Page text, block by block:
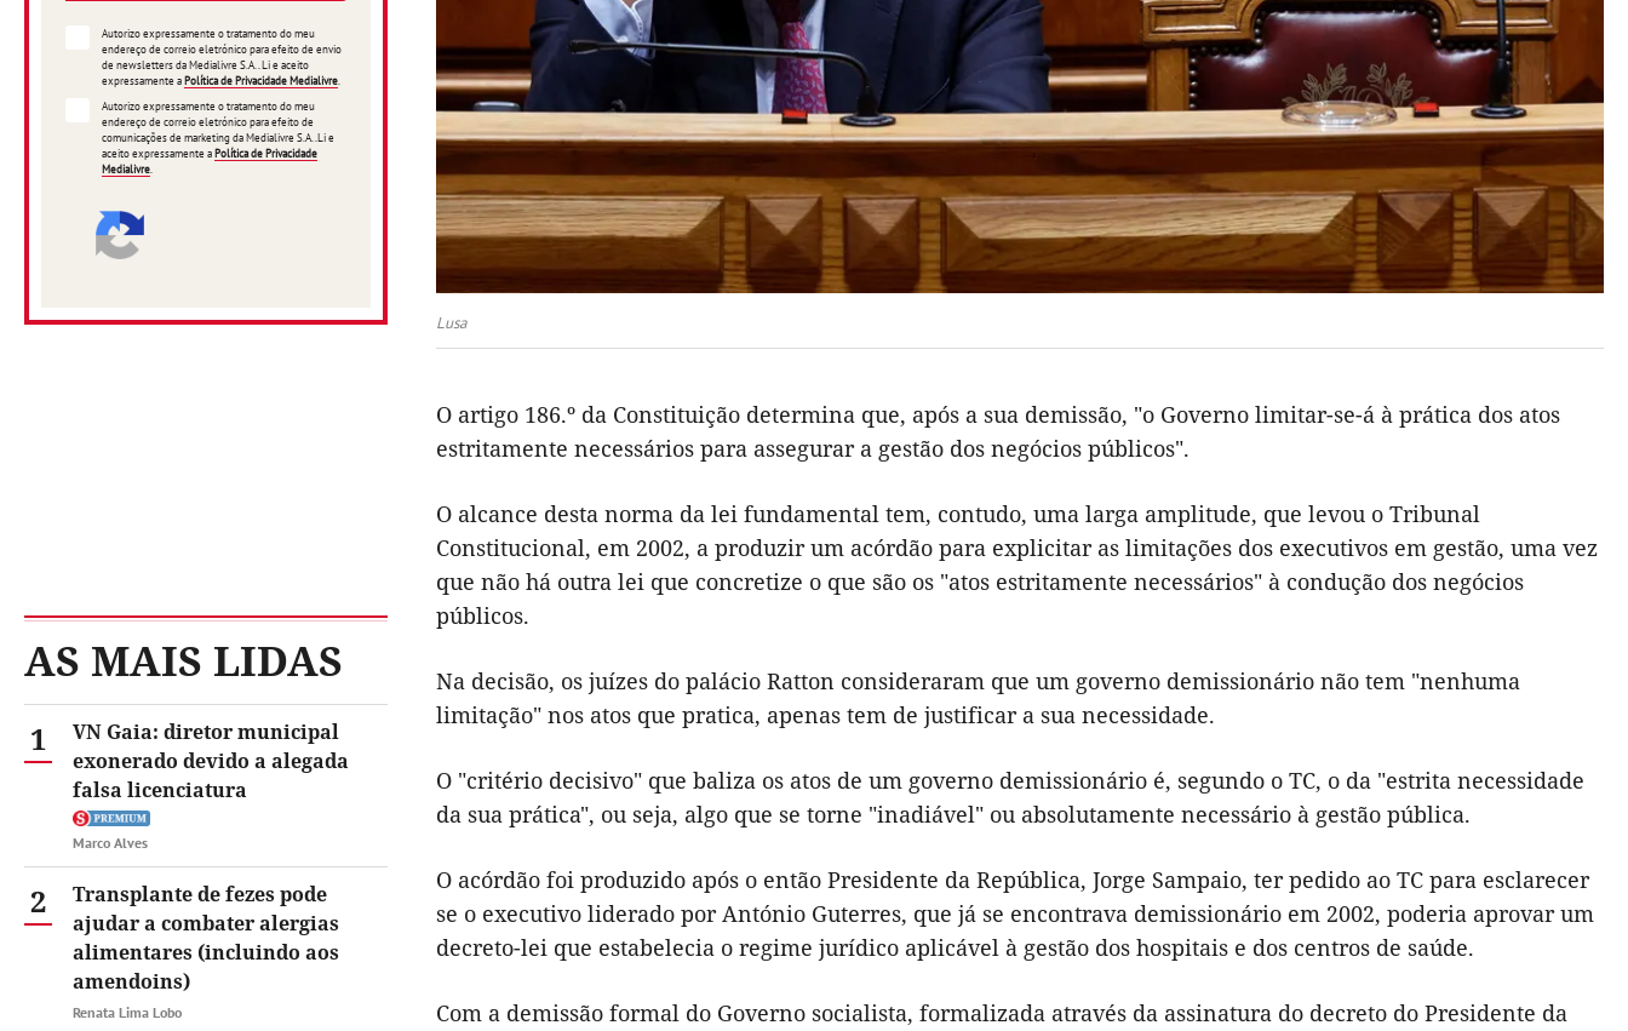
Autorizo expressamente o tratamento do meu
endereço de correio eletrónico para efeito de envio
de newsletters da Medialivre S.A.. Li e aceito
expressamente aPolítica de Privacidade Medialivre
Autorizo expressamente o tratamento do meu
endereço de correio eletrónico para efeito de
comunicações de marketing da Medialivre S.A..Li e
aceito expressamente aPolítica de Privacidade
Medialivre
AS MAIS LIDAS
1
VN Gaia: diretor municipal
exonerado devido a alegada
falsa licenciatura
Marco Alves
2
Transplante de fezes pode
ajudar a combater alergias
alimentares (incluindo aos
amendoins)
Renata Lima Lobo
Lusa
O artigo 186.º da Constituição determina que, após a sua demissão, "o Governo limitar-se-á à prática dos atos
estritamente necessários para assegurar a gestão dos negócios públicos".
O alcance desta norma da lei fundamental tem, contudo, uma larga amplitude, que levou o Tribunal
Constitucional, em 2002, a produzir um acórdão para explicitar as limitações dos executivos em gestão, uma vez
que não há outra lei que concretize o que são os "atos estritamente necessários" à condução dos negócios
públicos.
Na decisão, os juízes do palácio Ratton consideraram que um governo demissionário não tem "nenhuma
limitação" nos atos que pratica, apenas tem de justificar a sua necessidade.
O "critério decisivo" que baliza os atos de um governo demissionário é, segundo o TC, o da "estrita necessidade
da sua prática", ou seja, algo que se torne "inadiável" ou absolutamente necessário à gestão pública.
O acórdão foi produzido após o então Presidente da República, Jorge Sampaio, ter pedido ao TC para esclarecer
se o executivo liderado por António Guterres, que já se encontrava demissionário em 2002, poderia aprovar um
decreto-lei que estabelecia o regime jurídico aplicável à gestão dos hospitais e dos centros de saúde.
Com a demissão formal do Governo socialista, formalizada através da assinatura do decreto do Presidente da